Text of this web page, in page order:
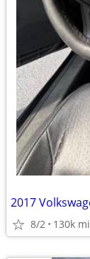
8/2 130k mi